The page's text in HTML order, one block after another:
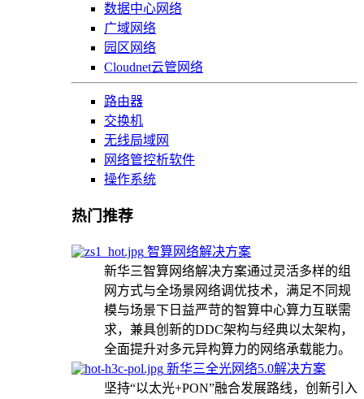
数据中心网络
广域网络
园区网络
Cloudnet云管网络
路由器
交换机
无线局域网
网络管控析软件
操作系统
热门推荐
智算网络解决方案
新华三智算网络解决方案通过灵活多样的组
网方式与全场景网络调优技术，满足不同规
模与场景下日益严苛的智算中心算力互联需
求，兼具创新的DDC架构与经典以太架构，
全面提升对多元异构算力的网络承载能力。
新华三全光网络5.0解决方案
坚持“以太光+PON”融合发展路线，创新引入